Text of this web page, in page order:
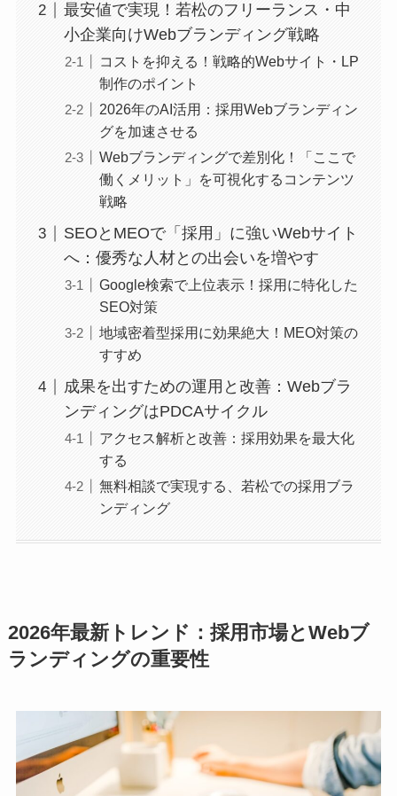
最安値で実現！若松のフリーランス・中
小企業向けWebブランディング戦略
コストを抑える！戦略的Webサイト・LP
制作のポイント
2026年のAI活用：採用Webブランディン
グを加速させる
Webブランディングで差別化！「ここで
働くメリット」を可視化するコンテンツ
戦略
SEOとMEOで「採用」に強いWebサイト
へ：優秀な人材との出会いを増やす
Google検索で上位表示！採用に特化した
SEO対策
地域密着型採用に効果絶大！MEO対策の
すすめ
成果を出すための運用と改善：Webブラ
ンディングはPDCAサイクル
アクセス解析と改善：採用効果を最大化
する
無料相談で実現する、若松での採用ブラ
ンディング
2026年最新トレンド：採用市場とWebブ
ランディングの重要性